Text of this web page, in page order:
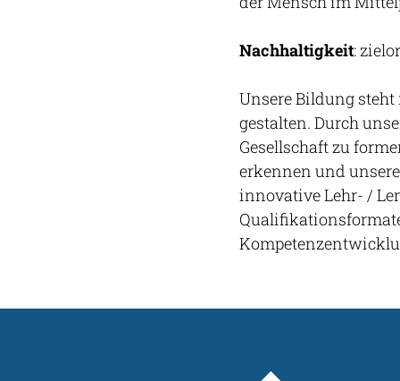
Nachhaltigkeit:
Unsere Bildung
gestalten. Durch
Gesellschaft zu
erkennen und
innovative Lehr- /